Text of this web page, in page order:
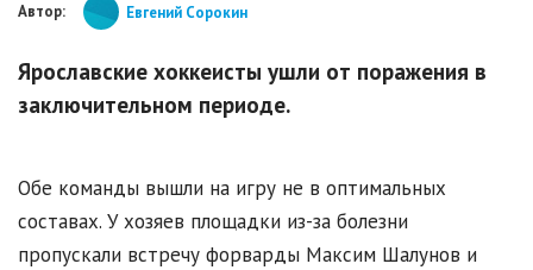
Автор: Евгений Сорокин
Ярославские хоккеисты ушли от поражения в
заключительном периоде.
Обе команды вышли на игру не в оптимальных
составах. У хозяев площадки из-за болезни
пропускали встречу форварды Максим Шалунов и